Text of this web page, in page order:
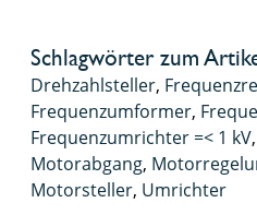
Schlagwörter zum
Drehzahlsteller,
Frequenzumformer,
Frequenzumrichter =< 1 kV,
Motorabgang,
Motorsteller, Umrichter